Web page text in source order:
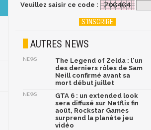
Veuillez saisir ce code :
AUTRES NEWS
NEWS
The Legend of Zelda : l'un
des derniers rôles de Sam
Neill confirmé avant sa
mort début juillet
NEWS
GTA 6 : un extended look
sera diffusé sur Netflix fin
août, Rockstar Games
surprend la planète jeu
vidéo